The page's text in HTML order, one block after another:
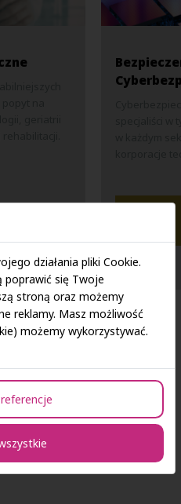
— Twoja
pracy
działania pliki Cookie.
poprawić się Twoje
stroną oraz możemy
reklamy. Masz możliwość
możemy wykorzystywać.